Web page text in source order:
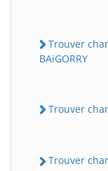
Trouver
BAiGORRY
Trouver
Trouver